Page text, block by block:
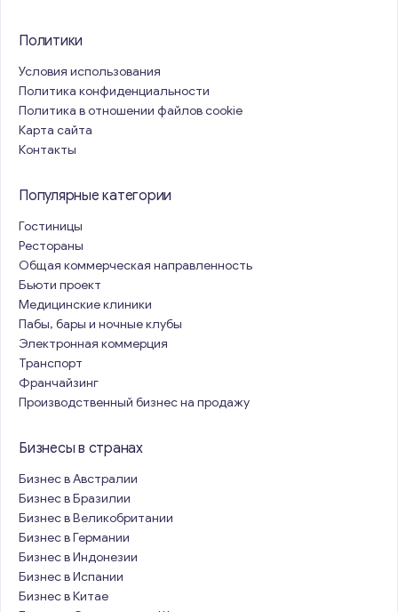
Политики
Условия использования
Политика конфиденциальности
Политика в отношении файлов cookie
Карта сайта
Контакты
Популярные категории
Гостиницы
Рестораны
Общая коммерческая направленность
Бьюти проект
Медицинские клиники
Пабы, бары и ночные клубы
Электронная коммерция
Транспорт
Франчайзинг
Производственный бизнес на продажу
Бизнесы в странах
Бизнес в Австралии
Бизнес в Бразилии
Бизнес в Великобритании
Бизнес в Германии
Бизнес в Индонезии
Бизнес в Испании
Бизнес в Китае